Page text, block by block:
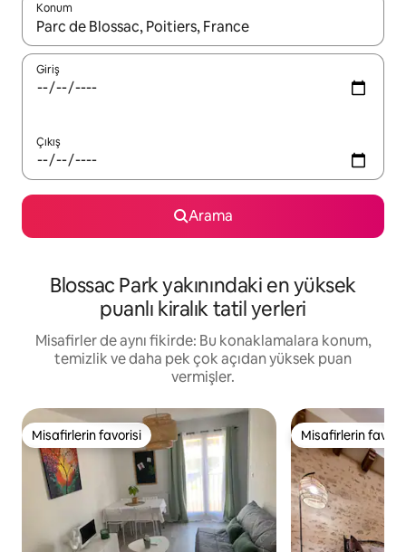
Konum
Sonuçlar kullanılabilir olduğunda yukarı ve aşağı oklarıyla
Giriş
Çıkış
Arama
Blossac Park yakınındaki en yüksek
puanlı kiralık tatil yerleri
Misafirler de aynı fikirde: Bu konaklamalara konum,
temizlik ve daha pek çok açıdan yüksek puan
vermişler.
Misafirlerin favorisi
Misafirlerin favorisi Misafirlerin
Misafirlerin